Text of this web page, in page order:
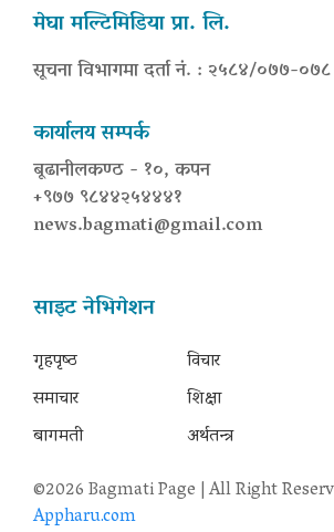
मेघा मल्टिमिडिया प्रा. लि.
सूचना विभागमा दर्ता नं. : २५८४/०७७-०७८
कार्यालय सम्पर्क
बूढानीलकण्ठ - १०, कपन
+९७७ ९८४४२५४४४१
news.bagmati@gmail.com
साइट नेभिगेशन
गृहपृष्‍ठ
समाचार
बागमती
विचार
शिक्षा
अर्थतन्त्र
©2026 Bagmati Page | All Right
Appharu.com